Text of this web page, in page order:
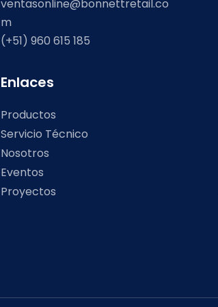
ventasonline@bonnettretail.co
m
(+51) 960 615 185
Enlaces
Productos
Servicio Técnico
Nosotros
Eventos
Proyectos